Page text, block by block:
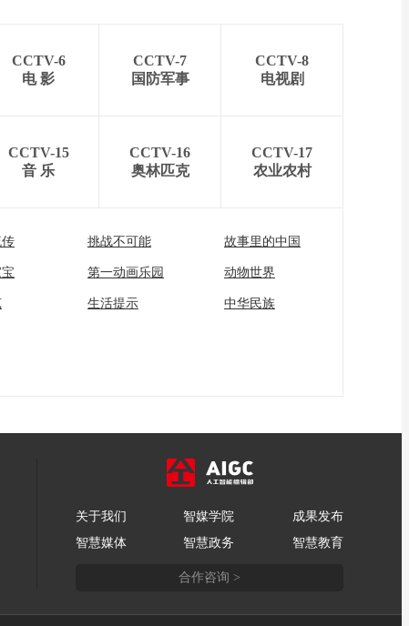
CCTV-6
电 影
CCTV-7
国防军事
CCTV-8
电视剧
CCTV-15
音 乐
CCTV-16
奥林匹克
CCTV-17
农业农村
挑战不可能 故事里的中国
第一动画乐园 动物世界
生活提示 中华民族
关于我们 智媒学院
成果发布
智慧媒体
智慧政务 智慧教育
合作咨询 >